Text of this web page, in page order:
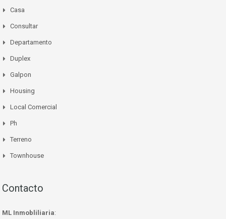
Casa
Consultar
Departamento
Duplex
Galpon
Housing
Local Comercial
Ph
Terreno
Townhouse
Contacto
ML Inmobliliaria: